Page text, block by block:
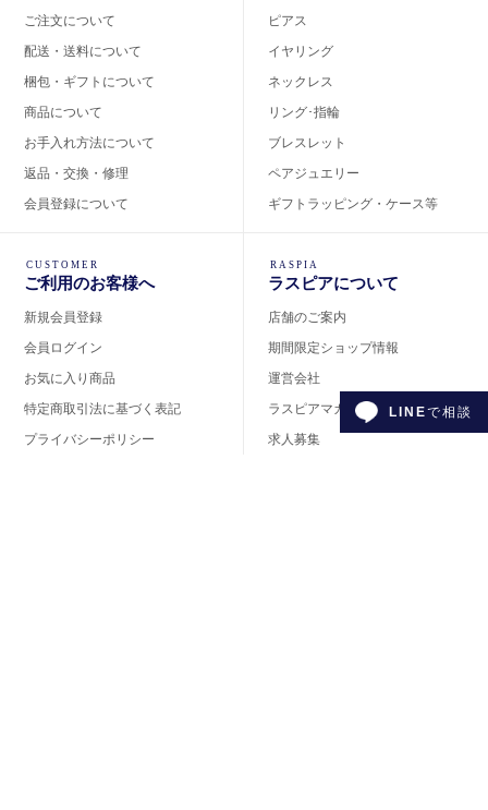
LINEで相談
ご注文について
配送・送料について
梱包・ギフトについて
商品について
お手入れ方法について
返品・交換・修理
会員登録について
ピアス
イヤリング
ネックレス
リング･指輪
ブレスレット
ペアジュエリー
ギフトラッピング・ケース等
CUSTOMER
ご利用のお客様へ
新規会員登録
会員ログイン
お気に入り商品
特定商取引法に基づく表記
プライバシーポリシー
RASPIA
ラスピアについて
店舗のご案内
期間限定ショップ情報
運営会社
ラスピアマガジン
求人募集